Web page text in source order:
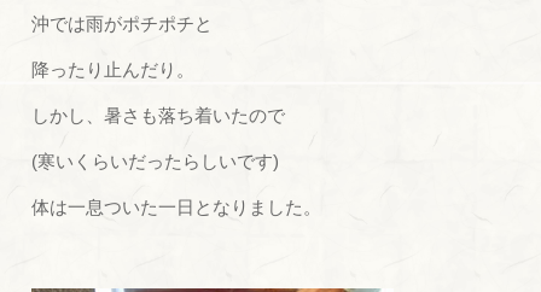
沖では雨がポチポチと
降ったり止んだり。
しかし、暑さも落ち着いたので
(寒いくらいだったらしいです)
体は一息ついた一日となりました。